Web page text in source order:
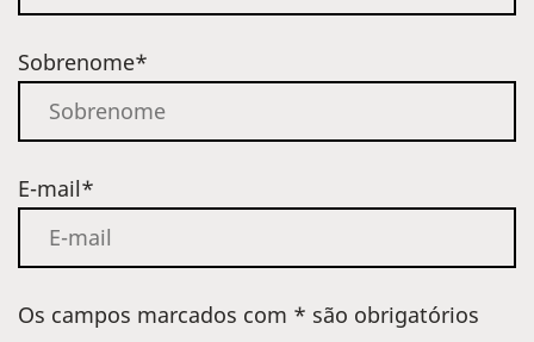
Sobrenome*
E-mail*
Os campos marcados com * são obrigatórios